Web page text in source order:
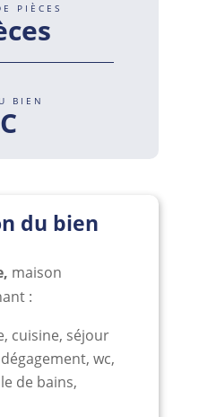
PIÈCES
BIEN
du bien
maison
:
cuisine, séjour
wc,
de bains,